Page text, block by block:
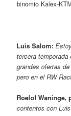
binomio Kalex-
Luis Salom:
tercera
grandes ofertas
pero en el RW
Roelof Waninge,
contentos con